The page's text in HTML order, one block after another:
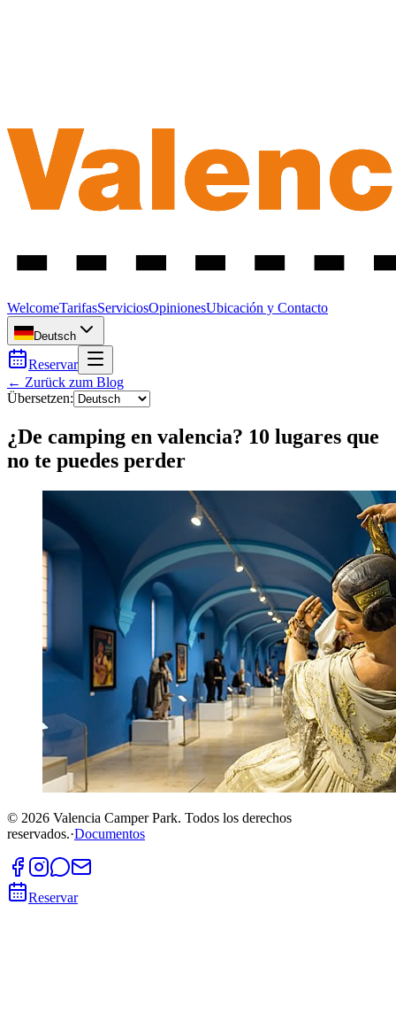
WelcomeTarifasServiciosOpinionesUbicación y Contacto
Deutsch
Reservar
← Zurück zum Blog
Übersetzen:
¿De camping en valencia? 10 lugares que
no te puedes perder
© 2026 Valencia Camper Park. Todos los derechos
reservados.·Documentos
Reservar